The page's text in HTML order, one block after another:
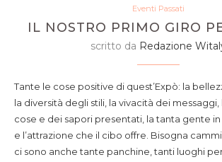
Eventi Passati
IL NOSTRO PRIMO GIRO
scritto da Redazione
Tante le cose positive di quest’Expò: la
la diversità degli stili, la vivacità dei
cose e dei sapori presentati, la tanta gente in
e l’attrazione che il cibo offre. Bisogna
ci sono anche tante panchine, tanti luoghi